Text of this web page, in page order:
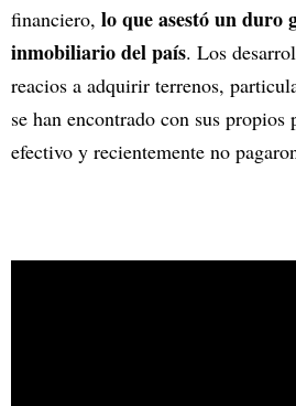
financiero, lo que asestó un duro
inmobiliario del país. Los
reacios a adquirir terrenos,
se han encontrado con sus
efectivo y recientemente no